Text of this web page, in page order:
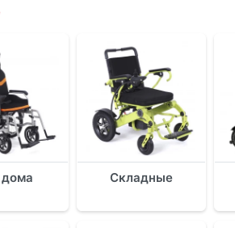
Складные